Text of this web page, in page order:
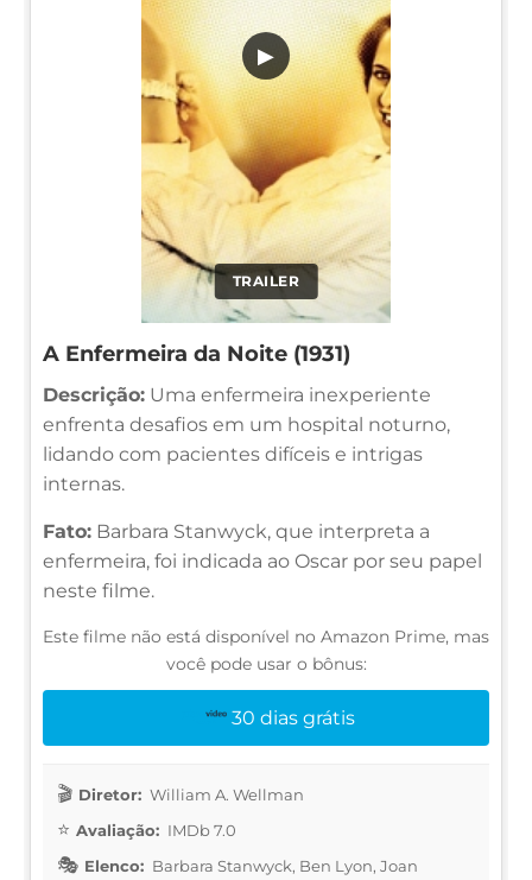
TRAILER
▶
A Enfermeira da Noite (1931)
Descrição: Uma enfermeira inexperiente
enfrenta desafios em um hospital noturno,
lidando com pacientes difíceis e intrigas
internas.
Fato: Barbara Stanwyck, que interpreta a
enfermeira, foi indicada ao Oscar por seu papel
neste filme.
Este filme não está disponível no Amazon Prime, mas
você pode usar o bônus:
30 dias grátis
Diretor: William A. Wellman
Avaliação: IMDb 7.0
Elenco: Barbara Stanwyck, Ben Lyon, Joan